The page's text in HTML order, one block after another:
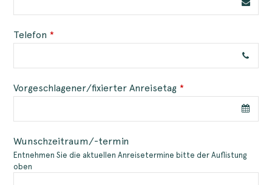
Telefon *
Vorgeschlagener/fixierter Anreisetag *
Wunschzeitraum/-termin
Entnehmen Sie die aktuellen Anreisetermine bitte der Auflistung
oben